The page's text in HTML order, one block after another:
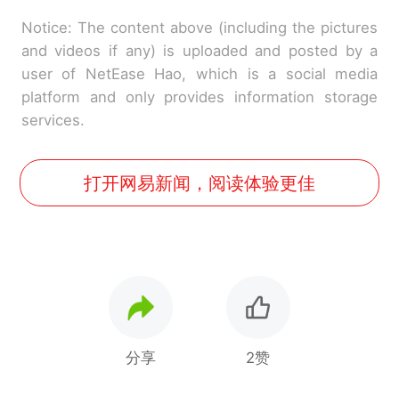
Notice: The content above (including the pictures
and videos if any) is uploaded and posted by a
user of NetEase Hao, which is a social media
platform and only provides information storage
services.
打开网易新闻，阅读体验更佳
分享 2赞